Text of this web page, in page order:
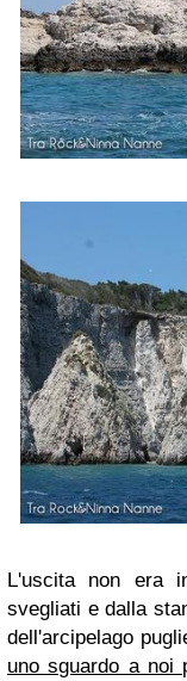
L'uscita non era
svegliati e dalla
dell'arcipelago
uno sguardo a noi